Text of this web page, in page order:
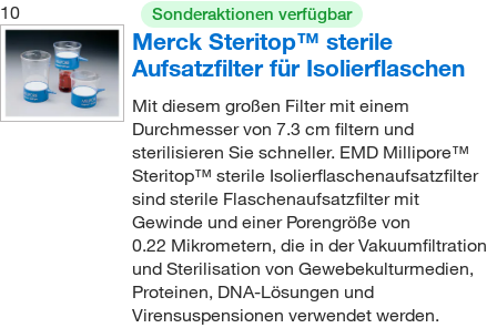
10 Sonderaktionen verfügbar
Merck Steritop™ sterile
Aufsatzfilter für Isolierflaschen
Mit diesem großen Filter mit einem
Durchmesser von 7.3 cm filtern und
sterilisieren Sie schneller. EMD Millipore™
Steritop™ sterile Isolierflaschenaufsatzfilter
sind sterile Flaschenaufsatzfilter mit
Gewinde und einer Porengröße von
0.22 Mikrometern, die in der Vakuumfiltration
und Sterilisation von Gewebekulturmedien,
Proteinen, DNA-Lösungen und
Virensuspensionen verwendet werden.